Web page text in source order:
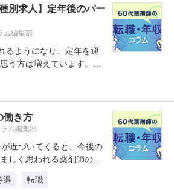
別求人】定年後のパー
ム編集部
るようになり、定年を迎
う方は増えています。薬
働き方
ム編集部
近づいてくると、今後の
しく思われる薬剤師の方
遇 転職